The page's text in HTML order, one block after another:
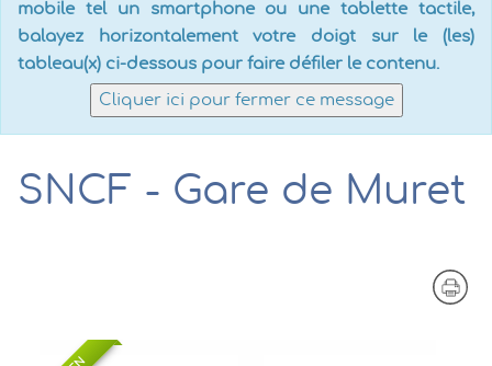
mobile tel un smartphone ou une tablette tactile,
balayez horizontalement votre doigt sur le (les)
tableau(x) ci-dessous pour faire défiler le contenu.
Cliquer ici pour fermer ce message
SNCF - Gare de Muret